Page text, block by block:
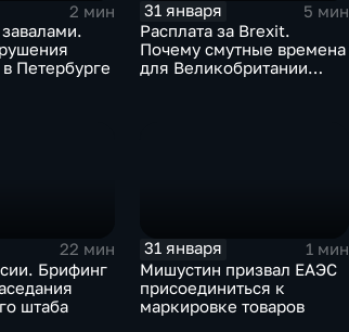
2 мин
Петербурге
31 января
5 мин
Расплата за Brexit.
Почему смутные времена
для Великобритании
22 мин
Брифинг
штаба
31 января
1 мин
Мишустин призвал ЕАЭС
присоединиться к
маркировке товаров